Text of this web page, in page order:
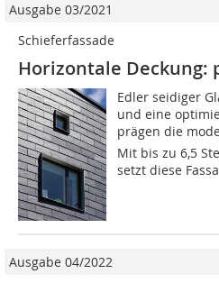
Ausgabe 03/2021
Schieferfassade
Horizontale Deckung:
Edler seidiger
und eine
prägen die
Mit bis zu 6,5
setzt diese
Ausgabe 04/2022